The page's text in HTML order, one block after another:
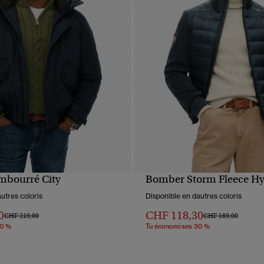
APERÇU RAPIDE
City
coloris
Prix réduit de
CHF 219,00à
%
APERÇU RAPIDE
Bomber Storm Fleece
Disponible en dautres coloris
CHF 118,30Prix réduit de
CHF 169,00à
Tu économises 30 %